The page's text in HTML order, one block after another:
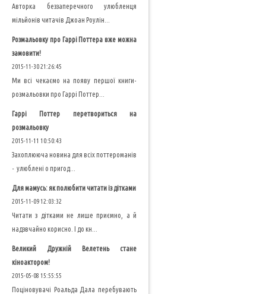
Авторка беззаперечного улюбленця
мільйонів читачів Джоан Роулін...
Розмальовку про Гаррі Поттера вже можна
замовити!
2015-11-30 21:26:45
Ми всі чекаємо на появу першої книги-
розмальовки про Гаррі Поттер...
Гаррі Поттер перетвориться на
розмальовку
2015-11-11 10:50:43
Захоплююча новина для всіх поттероманів
- улюблені о пригод...
Для мамусь: як полюбити читати із дітками
2015-11-09 12:03:32
Читати з дітками не лише приємно, а й
надзвчайно корисно. І до кн...
Великий Дружній Велетень стане
кіноактором!
2015-05-08 15:55:55
Поціновувачі Роальда Дала перебувають